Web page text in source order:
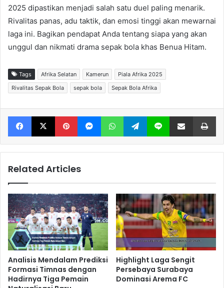
2025 dipastikan menjadi salah satu duel paling menarik.
Rivalitas panas, adu taktik, dan emosi tinggi akan mewarnai
laga ini. Bagikan pendapat Anda tentang siapa yang akan
unggul dan nikmati drama sepak bola khas Benua Hitam.
Tags Afrika Selatan Kamerun
Piala Afrika 2025
Rivalitas Sepak Bola
sepak bola Sepak Bola Afrika
Facebook X Pinterest Messenger WhatsApp Telegram Line Share via Email
Related Articles
Analisis Mendalam Prediksi
Formasi Timnas dengan
Hadirnya Tiga Pemain
Highlight Laga Sengit
Persebaya Surabaya
Dominasi Arema FC